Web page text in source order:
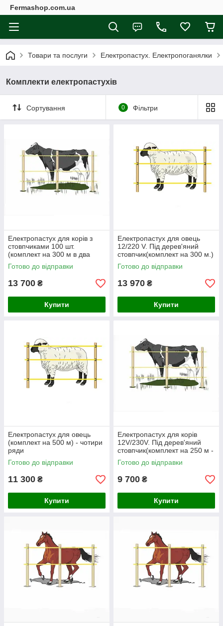
Fermashop.com.ua
Товари та послуги Електропастух. Електропоганялки
Комплекти електропастухів
Сортування 0 Фільтри
Електропастух для корів з
стовпчиками 100 шт.
(комплект на 300 м в два
ряди стрічки)
Готово до відправки
13 700 ₴
Купити
Електропастух для овець
12/220 V. Під дерев'яний
стовпчик(комплект на 300 м.)
Готово до відправки
13 970 ₴
Купити
Електропастух для овець
(комплект на 500 м) - чотири
ряди
Готово до відправки
11 300 ₴
Купити
Електропастух для корів
12V/230V. Під дерев'яний
стовпчик(комплект на 250 м -
два ряда)
Готово до відправки
9 700 ₴
Купити